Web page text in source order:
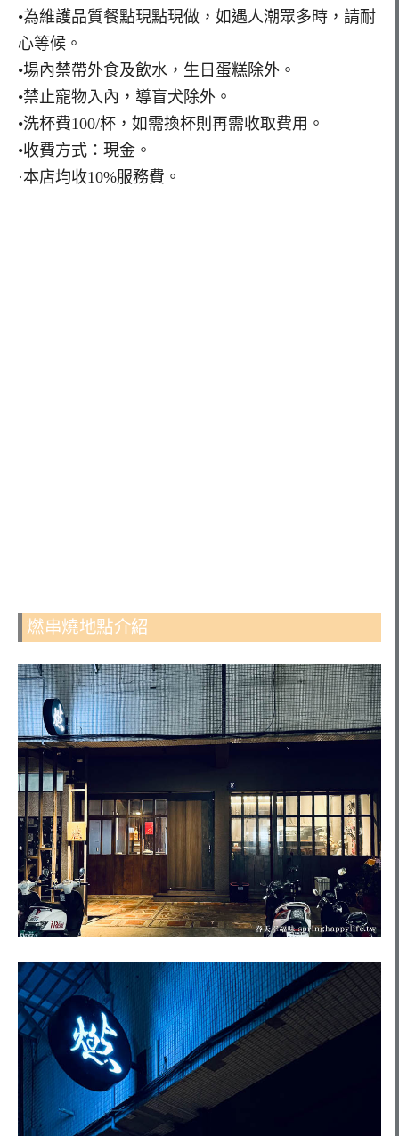
•為維護品質餐點現點現做，如遇人潮眾多時，請耐
心等候。
•場內禁帶外食及飲水，生日蛋糕除外。
•禁止寵物入內，導盲犬除外。
•洗杯費100/杯，如需換杯則再需收取費用。
•收費方式：現金。
·本店均收10%服務費。
燃串燒地點介紹